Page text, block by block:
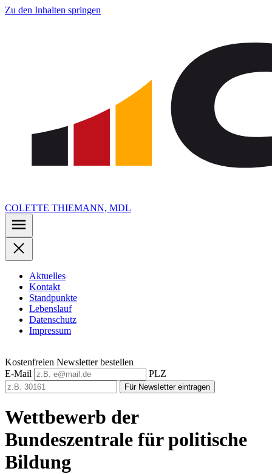
Zu den Inhalten springen
COLETTE THIEMANN, MDL
Aktuelles
Kontakt
Standpunkte
Lebenslauf
Datenschutz
Impressum
Kostenfreien Newsletter bestellen
E-Mail
PLZ
Für Newsletter eintragen
Wettbewerb der
Bundeszentrale für politische
Bildung